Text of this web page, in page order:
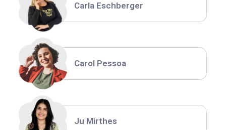
Carla Eschberger
Carol Pessoa
Ju Mirthes